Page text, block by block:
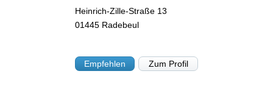
Heinrich-Zille-Straße 13
01445 Radebeul
Empfehlen Zum Profil